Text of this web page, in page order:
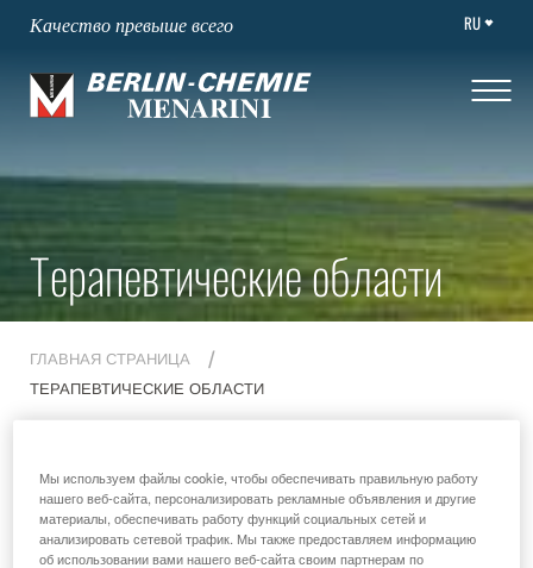
Качество превыше всего RU
Терапевтические области
ГЛАВНАЯ СТРАНИЦА
ТЕРАПЕВТИЧЕСКИЕ ОБЛАСТИ
Терапевтические области
Мы используем файлы cookie, чтобы обеспечивать правильную работу
нашего веб-сайта, персонализировать рекламные объявления и другие
материалы, обеспечивать работу функций социальных сетей и
анализировать сетевой трафик. Мы также предоставляем информацию
об использовании вами нашего веб-сайта своим партнерам по